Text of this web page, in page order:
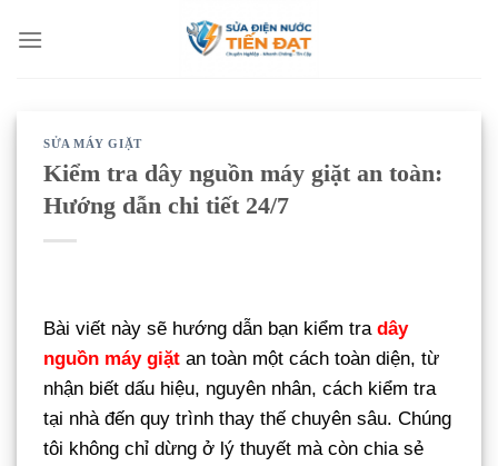
qua
SỬA MÁY GIẶT
Kiểm tra dây nguồn máy giặt an toàn:
Hướng dẫn chi tiết 24/7
Bài viết này sẽ hướng dẫn bạn kiểm tra dây
nguồn máy giặt an toàn một cách toàn diện, từ
nhận biết dấu hiệu, nguyên nhân, cách kiểm tra
tại nhà đến quy trình thay thế chuyên sâu. Chúng
tôi không chỉ dừng ở lý thuyết mà còn chia sẻ